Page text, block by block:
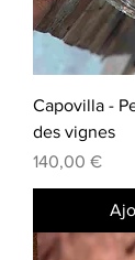
Capovilla -
des vignes
Prix
140,00 €